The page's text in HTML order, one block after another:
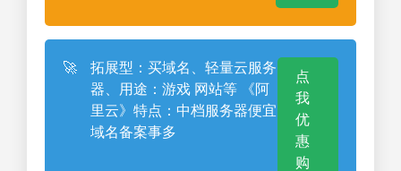
🚀
拓展型：买域名、轻量云服务
器、用途：游戏 网站等 《阿
里云》特点：中档服务器便宜
域名备案事多
点
我
优
惠
购